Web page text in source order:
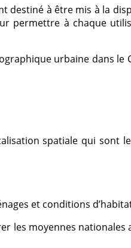
destiné à être mis à la
permettre à chaque
urbaine dans le
spatiale qui sont
et conditions
les moyennes nationales